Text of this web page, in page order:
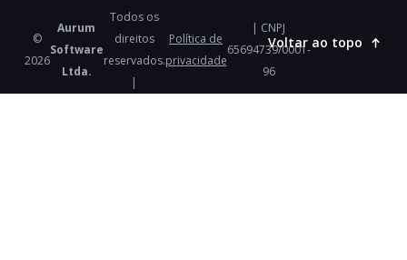
©
2026
Aurum
Software
Ltda.
Todos os
direitos
reservados.
|
Política de
privacidade
| CNPJ
65694739/0001-
96
Voltar ao topo